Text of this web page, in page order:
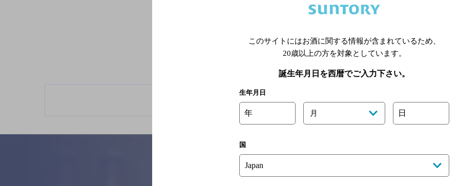
長崎県 熊本県 大分県
関連ページ
このサイトにはお酒に関する情報が含まれているため、
20歳以上の方を対象としています。
誕生年月日を西暦でご入力下さい。
生年月日
年 月 日
国